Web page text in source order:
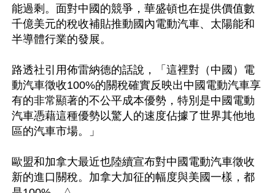
能過剩。面對中國的競爭，華盛頓也在提供價值數
千億美元的稅收補貼推動國內電動汽車、太陽能和
半導體行業的發展。
路透社引用佈雷納德的話說，「這裡對（中國）電
動汽車徵收100%的關稅確實反映出中國電動汽車享
有的非常顯著的不公平成本優勢，特別是中國電動
汽車憑藉這種優勢以驚人的速度佔據了世界其他地
區的汽車市場。」
歐盟和加拿大最近也陸續宣布對中國電動汽車徵收
新的進口關稅。加拿大加征的幅度與美國一樣，都